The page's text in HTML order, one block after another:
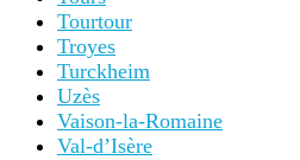
Tourtour
Troyes
Turckheim
Uzès
Vaison-la-Romaine
Val-d’Isère